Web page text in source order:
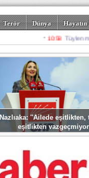
Terör Dünya
Spor Misafir
Nazlıaka: ''Ailede eşitlikten,
eşitlikten